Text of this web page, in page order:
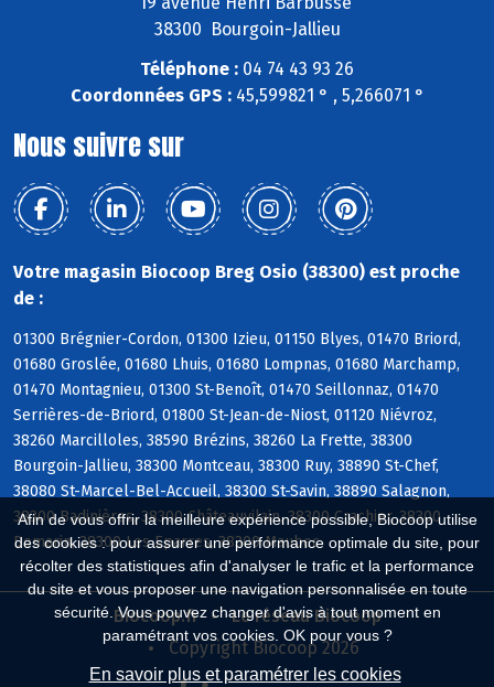
Afin de vous offrir la meilleure expérience possible, Biocoop utilise
des cookies : pour assurer une performance optimale du site, pour
récolter des statistiques afin d'analyser le trafic et la performance
du site et vous proposer une navigation personnalisée en toute
sécurité. Vous pouvez changer d'avis à tout moment en
paramétrant vos cookies. OK pour vous ?
En savoir plus et paramétrer les cookies
38300 Bourgoin-Jallieu
Téléphone : 04 74 43 93 26
Coordonnées GPS :45,599821 ° , 5,266071 °
Nous suivre sur
Votre magasin Biocoop Breg Osio (38300) est proche
de :
01300 Brégnier-Cordon, 01300 Izieu, 01150 Blyes, 01470 Briord,
01680 Groslée, 01680 Lhuis, 01680 Lompnas, 01680 Marchamp,
01470 Montagnieu, 01300 St-Benoît, 01470 Seillonnaz, 01470
Serrières-de-Briord, 01800 St-Jean-de-Niost, 01120 Niévroz,
38260 Marcilloles, 38590 Brézins, 38260 La Frette, 38300
Bourgoin-Jallieu, 38300 Montceau, 38300 Ruy, 38890 St-Chef,
38080 St-Marcel-Bel-Accueil, 38300 St-Savin, 38890 Salagnon,
38300 Badinières, 38300 Châteauvilain, 38300 Crachier, 38300
Domarin, 38300 Les Eparres, 38300 Maubec
Biocoop.fr
Le réseau Biocoop
Copyright Biocoop 2026